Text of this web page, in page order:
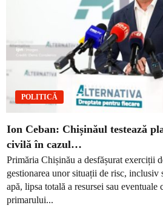
POLITICĂ
Ion Ceban: Chișinăul testează
civilă în cazul…
Primăria Chișinău a desfășurat exerciții
gestionarea unor situații de risc,
apă, lipsa totală a resursei sau
primarului...